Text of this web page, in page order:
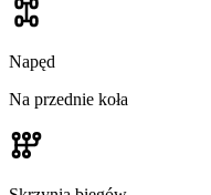
Napęd
Na przednie koła